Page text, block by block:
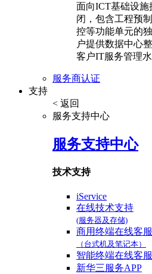
面向ICT基础设
闭，包含工程预
控等功能单元的
户提供数据中心
客户IT服务管理水
服务商认证
支持
< 返回
服务支持中心
服务支持中心
技术支持
iService
在线技术支持
(服务器及存储)
商用终端在线客服
（台式机及笔记本）
智能终端在线客服
新华三服务APP